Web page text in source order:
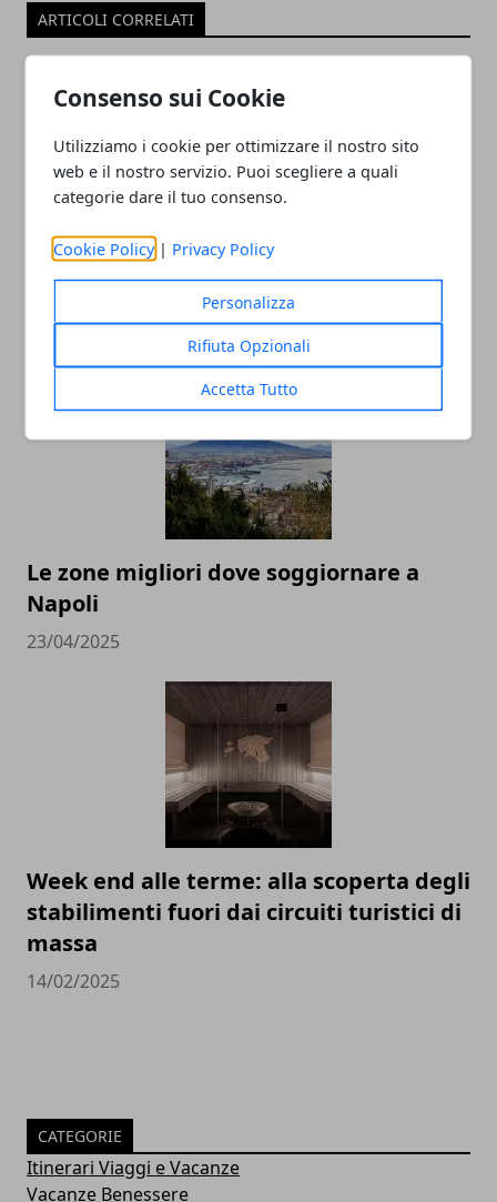
Consenso sui Cookie
Utilizziamo i cookie per ottimizzare il nostro sito
web e il nostro servizio. Puoi scegliere a quali
categorie dare il tuo consenso.
Cookie Policy | Privacy Policy
Personalizza
Rifiuta Opzionali
Accetta Tutto
ARTICOLI CORRELATI
Estate in montagna: relax e avventura
tra le vette italiane
26/05/2025
Le zone migliori dove soggiornare a
Napoli
23/04/2025
Week end alle terme: alla scoperta degli
stabilimenti fuori dai circuiti turistici di
massa
14/02/2025
CATEGORIE
Itinerari Viaggi e Vacanze
Vacanze Benessere